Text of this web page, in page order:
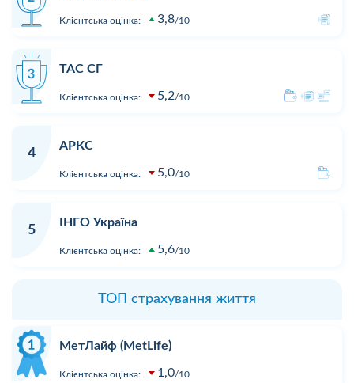
Клієнтська оцінка: 3,8 10
ТАС СГ
Клієнтська оцінка: 5,2 10
4
АРКС
Клієнтська оцінка: 5,0 10
5
ІНГО Україна
Клієнтська оцінка: 5,6 10
ТОП страхування життя
МетЛайф (MetLife)
Клієнтська оцінка: 1,0 10